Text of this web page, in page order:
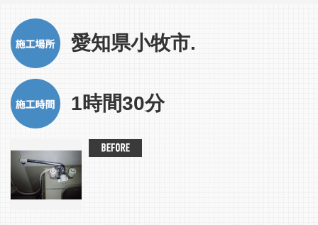
愛知県小牧市.
1時間30分